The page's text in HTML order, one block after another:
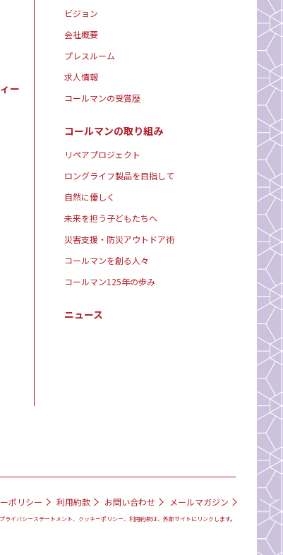
ー
ビジョン
会社概要
プレスルーム
求人情報
コールマンの受賞歴
コールマンの取り組み
リペアプロジェクト
ロングライフ製品を目指して
自然に優しく
未来を担う子どもたちへ
災害支援・防災アウトドア術
コールマンを創る人々
コールマン125年の歩み
ニュース
ポリシー 利用約款 お問い合わせ メールマガジン
ライバシーステートメント、クッキーポリシー、利用約款は、外部サイトにリンクします。